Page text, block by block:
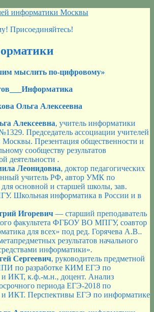
информатики Москвы
Присоединяйтесь!
мыслить по-цифровому»
Ольга Алексеевна
Алексеевна, учитель информатики
Председатель ассоциации учителей
Презентация общественности и
сообществу результатов
деятельности .
Леонидовна, доктор педагогических
учитель РФ, автор УМК по
основной и старшей школы, зав.
Школьная информатика в России и в
Игоревич — старший преподаватель
факультета ФГБОУ ВО МПГУ, соавтор
для всех» под ред. Горячева А.В..
результатов начального
информатики».
Сергеевич, руководитель предметной
по разработке КИМ ЕГЭ по
и ИКТ, к.ф.-м.н., доцент. Анализ
периода ЕГЭ-2018 по
и ИКТ. Перспективы ЕГЭ по информатике